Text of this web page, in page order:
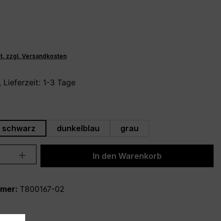
zzgl. Versandkosten
Lieferzeit: 1-3 Tage
schwarz dunkelblau grau
Anzahl: Gib den gewünschten Wert
In den Warenkorb
T800167-02